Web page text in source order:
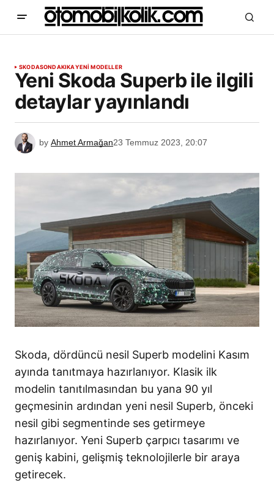
SKODASONDAKIKAYENİ MODELLER
Yeni Skoda Superb ile ilgili
detaylar yayınlandı
by Ahmet Armağan23 Temmuz 2023, 20:07
Skoda, dördüncü nesil Superb modelini Kasım
ayında tanıtmaya hazırlanıyor. Klasik ilk
modelin tanıtılmasından bu yana 90 yıl
geçmesinin ardından yeni nesil Superb, önceki
nesil gibi segmentinde ses getirmeye
hazırlanıyor. Yeni Superb çarpıcı tasarımı ve
geniş kabini, gelişmiş teknolojilerle bir araya
getirecek.